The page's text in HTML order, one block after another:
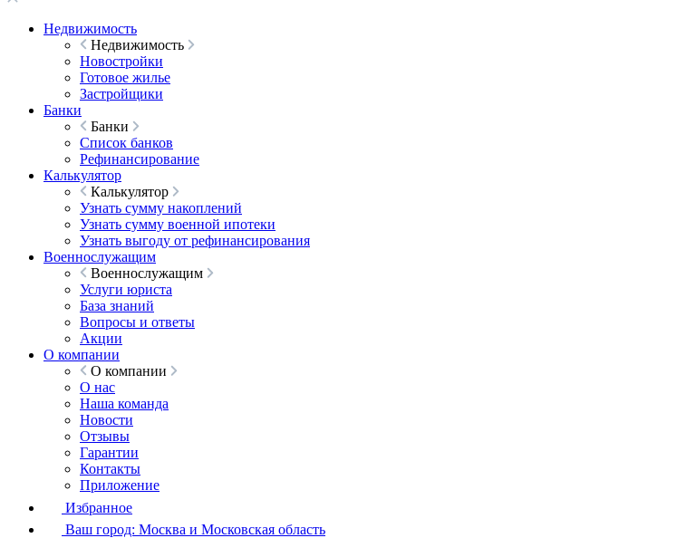
Недвижимость
Недвижимость
Новостройки
Готовое жилье
Застройщики
Банки
Банки
Список банков
Рефинансирование
Калькулятор
Калькулятор
Узнать сумму накоплений
Узнать сумму военной ипотеки
Узнать выгоду от рефинансирования
Военнослужащим
Военнослужащим
Услуги юриста
База знаний
Вопросы и ответы
Акции
О компании
О компании
О нас
Наша команда
Новости
Отзывы
Гарантии
Контакты
Приложение
Избранное
Ваш город: Москва и Московская область